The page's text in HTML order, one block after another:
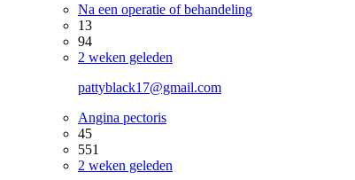
Na een operatie of behandeling
13
94
2 weken geleden
pattyblack17@gmail.com
Angina pectoris
45
551
2 weken geleden